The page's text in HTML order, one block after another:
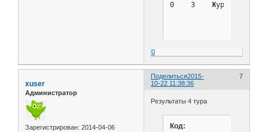
0
Поделиться 7
2015-
10-22 11:38:36
xuser
Администратор
Зарегистрирован: 2014-04-06
Результаты 4 тура
Код: